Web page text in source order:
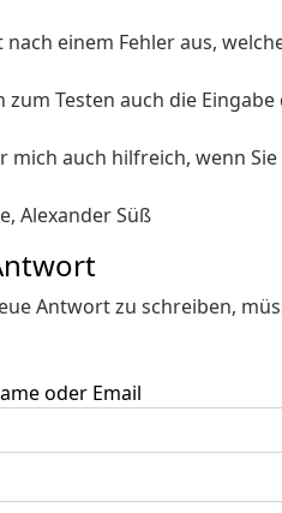
nach einem Fehler aus,
zum Testen auch die
mich auch hilfreich, wenn
Alexander Süß
Antwort zu schreiben,
oder Email